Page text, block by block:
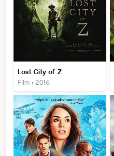
Lost City of Z
Film • 2016